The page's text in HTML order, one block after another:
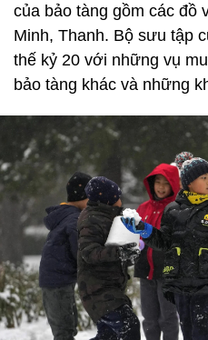
của bảo tàng gồm các đồ
Minh, Thanh. Bộ sưu tập
thế kỷ 20 với những vụ
bảo tàng khác và những